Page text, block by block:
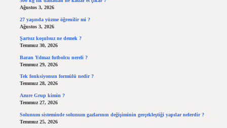
Ağustos 3, 2026
27 yaşında yüzme öğrenilir mi ?
Ağustos 3, 2026
Şartsız koşulsuz ne demek ?
Temmuz 30, 2026
Baran Yılmaz futbolcu nereli ?
Temmuz 29, 2026
Tek fonksiyonun formülü nedir ?
Temmuz 28, 2026
Azure Grup kimin ?
Temmuz 27, 2026
Solunum sisteminde solunum gazlarının değişiminin gerçekleştiği yapılar nelerdir ?
Temmuz 25, 2026